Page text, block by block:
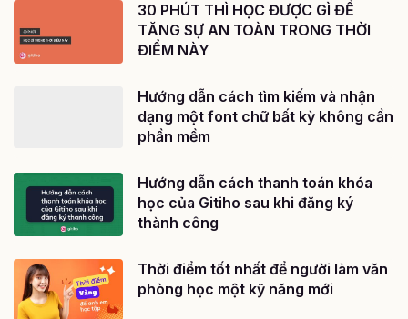
30 PHÚT THÌ HỌC ĐƯỢC GÌ ĐỂ
TĂNG SỰ AN TOÀN TRONG THỜI
ĐIỂM NÀY
Hướng dẫn cách tìm kiếm và nhận
dạng một font chữ bất kỳ không cần
phần mềm
Hướng dẫn cách thanh toán khóa
học của Gitiho sau khi đăng ký
thành công
Thời điểm tốt nhất để người làm văn
phòng học một kỹ năng mới